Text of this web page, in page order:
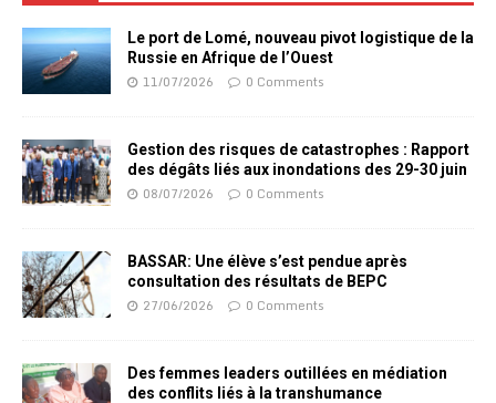
Le port de Lomé, nouveau pivot logistique de la
Russie en Afrique de l’Ouest
11/07/2026 0 Comments
Gestion des risques de catastrophes : Rapport
des dégâts liés aux inondations des 29-30 juin
08/07/2026 0 Comments
BASSAR: Une élève s’est pendue après
consultation des résultats de BEPC
27/06/2026 0 Comments
Des femmes leaders outillées en médiation
des conflits liés à la transhumance